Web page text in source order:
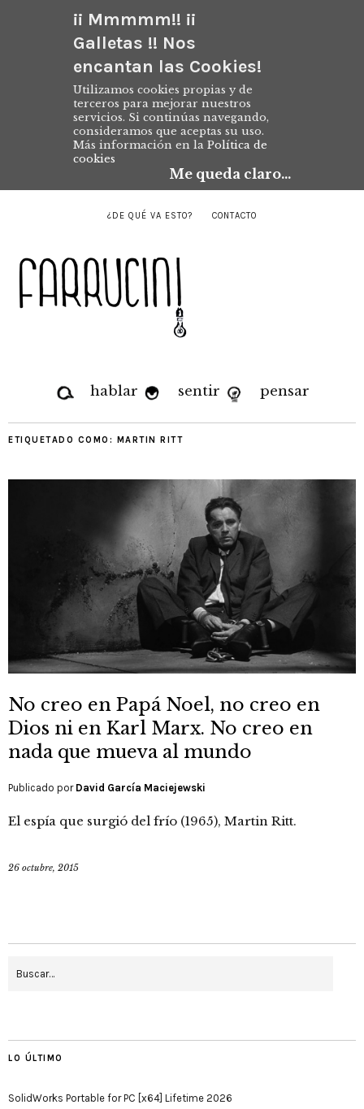
¡¡ Mmmmm!! ¡¡
Galletas !! Nos
encantan las Cookies!
Utilizamos cookies propias y de
terceros para mejorar nuestros
servicios. Si continúas navegando,
consideramos que aceptas su uso.
Más información en la Política de
cookies
Me queda claro...
¿DE QUÉ VA ESTO? CONTACTO
hablar sentir pensar
ETIQUETADO COMO: MARTIN RITT
No creo en Papá Noel, no creo en
Dios ni en Karl Marx. No creo en
nada que mueva al mundo
Publicado por David García Maciejewski
El espía que surgió del frío (1965), Martin Ritt.
26 octubre, 2015
LO ÚLTIMO
SolidWorks Portable for PC [x64] Lifetime 2026